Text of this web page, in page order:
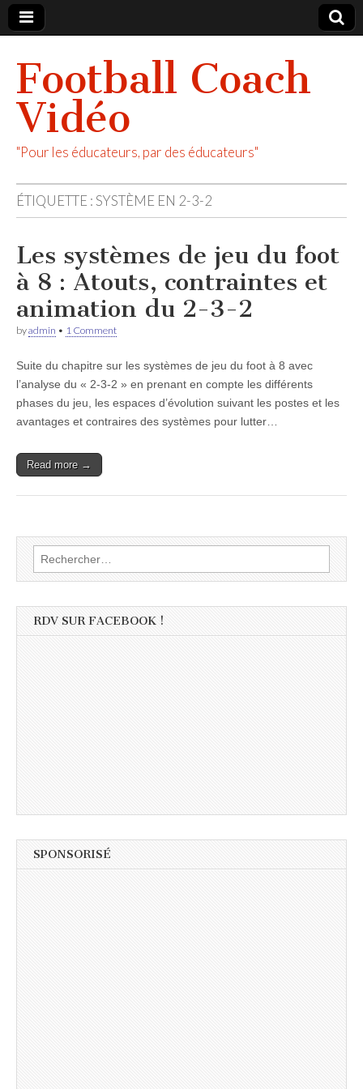
Football Coach
Vidéo
"Pour les éducateurs, par des éducateurs"
ÉTIQUETTE :SYSTÈME EN 2-3-2
Les systèmes de jeu du foot
à 8 : Atouts, contraintes et
animation du 2-3-2
byadmin • 1 Comment
Suite du chapitre sur les systèmes de jeu du foot à 8 avec
l’analyse du « 2-3-2 » en prenant en compte les différents
phases du jeu, les espaces d’évolution suivant les postes et les
avantages et contraires des systèmes pour lutter…
Read more →
Rechercher :
RDV SUR FACEBOOK !
SPONSORISÉ